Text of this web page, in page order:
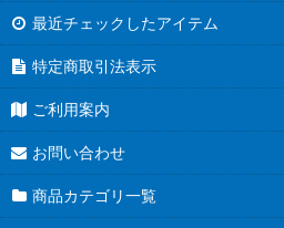
最近チェックしたアイテム
特定商取引法表示
ご利用案内
お問い合わせ
商品カテゴリ一覧